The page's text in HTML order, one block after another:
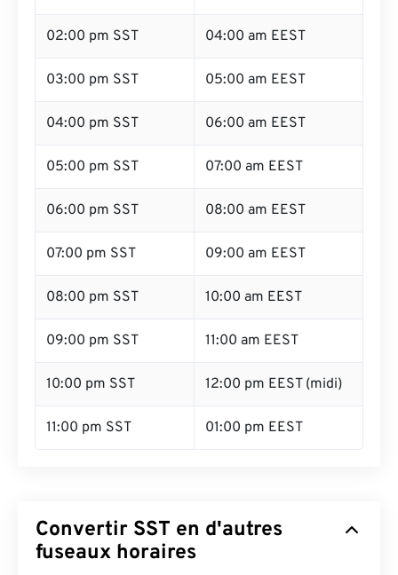
02:00 pm SST 04:00 am EEST
03:00 pm SST 05:00 am EEST
04:00 pm SST 06:00 am EEST
05:00 pm SST 07:00 am EEST
06:00 pm SST 08:00 am EEST
07:00 pm SST 09:00 am EEST
08:00 pm SST 10:00 am EEST
09:00 pm SST 11:00 am EEST
10:00 pm SST 12:00 pm EEST (midi)
11:00 pm SST 01:00 pm EEST
Convertir SST en d'autres
fuseaux horaires